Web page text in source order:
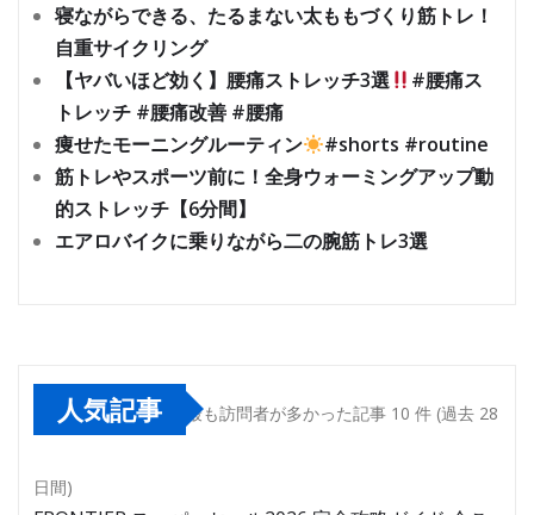
寝ながらできる、たるまない太ももづくり筋トレ！
自重サイクリング
【ヤバいほど効く】腰痛ストレッチ3選
#腰痛ス
トレッチ #腰痛改善 #腰痛
痩せたモーニングルーティン
#shorts #routine
筋トレやスポーツ前に！全身ウォーミングアップ動
的ストレッチ【6分間】
エアロバイクに乗りながら二の腕筋トレ3選
人気記事 最も訪問者が多かった記事 10 件 (過去 28
日間)